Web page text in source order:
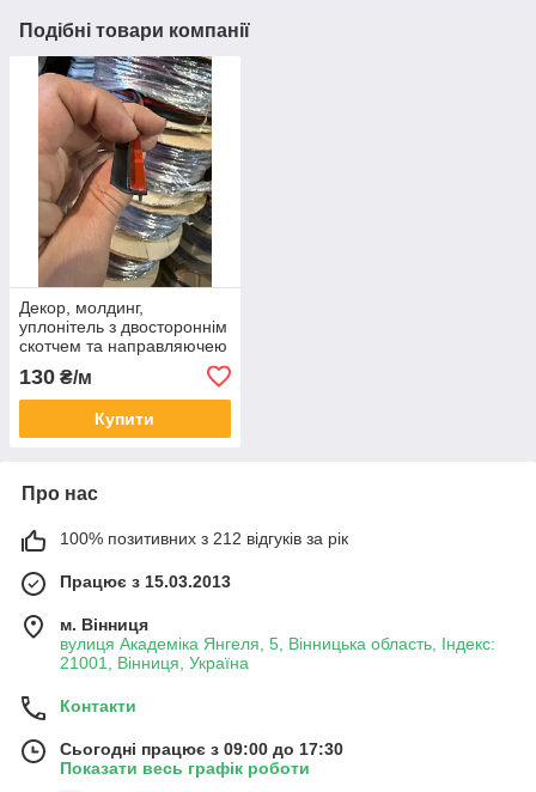
Подібні товари компанії
Декор, молдинг,
уплонітель з двостороннім
скотчем та направляючею
130 ₴/м
Купити
Про нас
100% позитивних з 212 відгуків за рік
Працює з 15.03.2013
м. Вінниця
вулиця Академіка Янгеля, 5, Вінницька область, Індекс:
21001, Вінниця, Україна
Контакти
Сьогодні працює з 09:00 до 17:30
Показати весь графік роботи